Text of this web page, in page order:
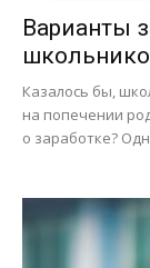
Варианты
Казалось бы,
на попечении
о заработке?